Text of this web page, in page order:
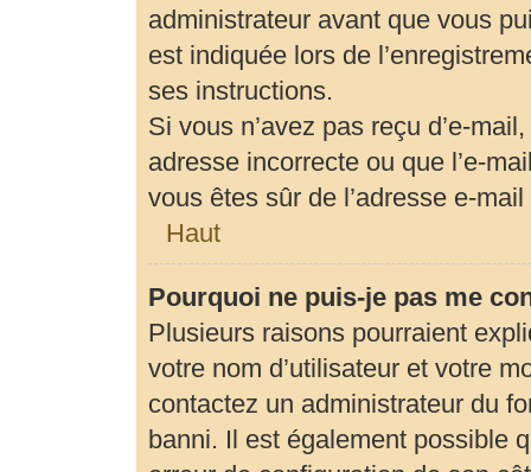
administrateur avant que vous
est indiquée lors de
ses instructions.
Si vous n’avez pas reçu d’e-
adresse incorrecte ou que l’e-
vous êtes sûr de l’adresse e-
Haut
Pourquoi ne puis-je pas me
Plusieurs raisons pourraient
votre nom d’utilisateur et votre
contactez un administrateur du
banni. Il est également possible